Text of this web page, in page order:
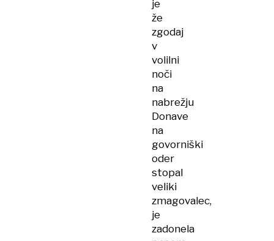
je
že
zgodaj
v
volilni
noči
na
nabrežju
Donave
na
govorniški
oder
stopal
veliki
zmagovalec,
je
zadonela